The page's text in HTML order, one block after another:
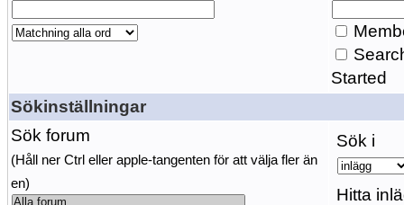
Started
Sökinställningar
Sök forum
(Håll ner Ctrl eller apple-tangenten för att välja fler än
en)
Sök i
Hitta